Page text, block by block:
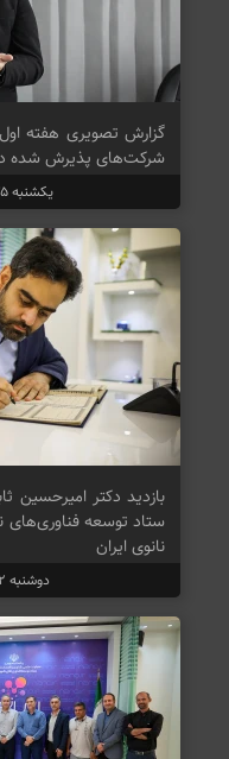
گزارش تصویری هفته اول
شرکت‌های پذیرش شده در
یکشنبه ۲۵ خرداد ۱۴۰۴
بازدید دکتر امیرحسین
ستاد توسعه فناوری‌های
نانوی ایران
دوشنبه ۱۲ خرداد ۱۴۰۴